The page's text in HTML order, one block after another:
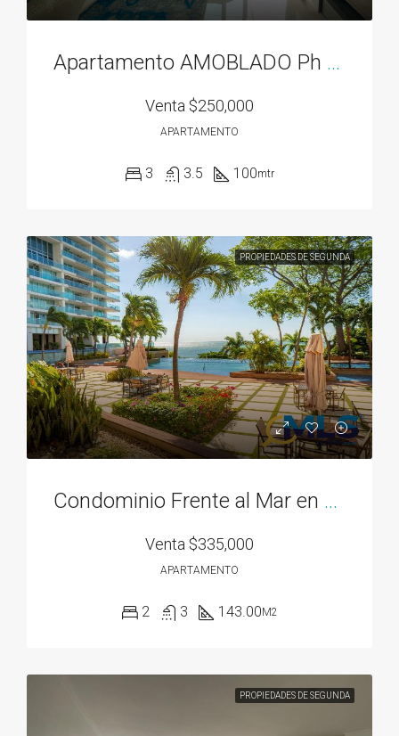
Apartamento AMOBLADO Ph Residencias del Sol acceso directo al Parque Omar
Venta $250,000
APARTAMENTO
3 3.5 100mtr
PROPIEDADES DE SEGUNDA
Condominio Frente al Mar en Bahía Gorgona
Venta $335,000
APARTAMENTO
2 3 143.00M2
PROPIEDADES DE SEGUNDA